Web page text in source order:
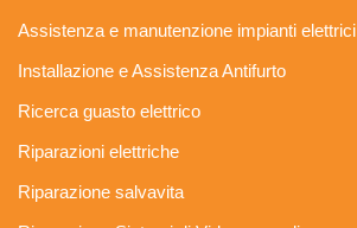
Assistenza e manutenzione impianti elettrici
Installazione e Assistenza Antifurto
Ricerca guasto elettrico
Riparazioni elettriche
Riparazione salvavita